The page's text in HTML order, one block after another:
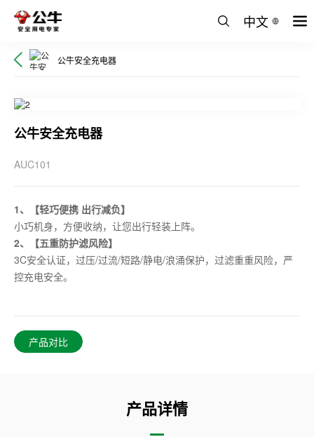
中文
公牛安全充电器
公牛安全充电器
AUC101
1、【轻巧便携 出行减负】
小巧机身，方便收纳，让您出行轻装上阵。
2、【五重防护滤风险】
3C安全认证，过压/过流/短路/静电/浪涌保护，过滤重重风险，严
控充电安全。
产品对比
产品详情